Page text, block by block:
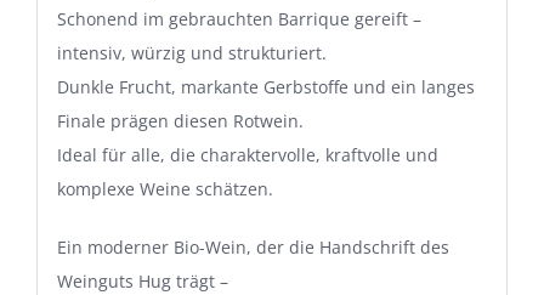
Schonend im gebrauchten Barrique gereift –
intensiv, würzig und strukturiert.
Dunkle Frucht, markante Gerbstoffe und ein langes
Finale prägen diesen Rotwein.
Ideal für alle, die charaktervolle, kraftvolle und
komplexe Weine schätzen.
Ein moderner Bio-Wein, der die Handschrift des
Weinguts Hug trägt –